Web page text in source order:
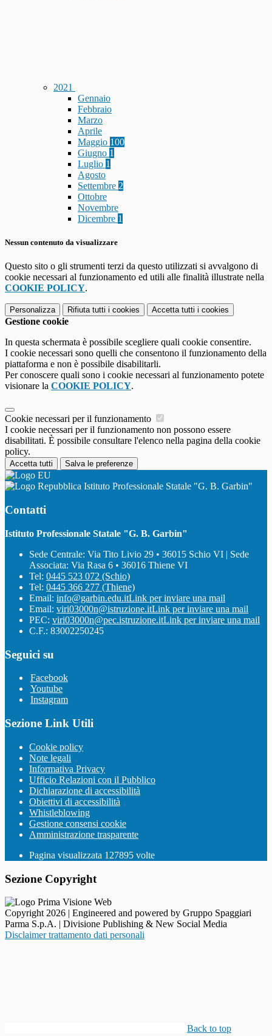
2021
Gennaio
Febbraio
Marzo
Aprile
Maggio 100
Giugno 1
Luglio 1
Agosto
Settembre 2
Ottobre
Novembre
Dicembre 1
Nessun contenuto da visualizzare
Questo sito o gli strumenti terzi da questo utilizzati si avvalgono di
cookie necessari al funzionamento ed utili alle finalità illustrate nella
COOKIE POLICY.
Personalizza Rifiuta tutti i cookies Accetta tutti i cookies
Gestione cookie
In questa schermata è possibile scegliere quali cookie consentire.
I cookie necessari sono quelli che consentono il funzionamento della
piattaforma e non è possibile disabilitarli.
Per conoscere quali sono i cookie necessari al funzionamento potete
visionare la COOKIE POLICY.
Cookie necessari per il funzionamento
I cookie necessari per il funzionamento non possono essere
disabilitati. È possibile consultare l'elenco nella pagina della cookie
policy.
Accetta tutti Salva le preferenze
Istituto Professionale Statale "G. B. Garbin"
Contatti
Istituto Professionale Statale "G. B. Garbin"
Sede Centrale: Via Tito Livio 29 • 36015 Schio VI | Sede
Associata: Via Rasa 6 • 36016 Thiene VI
Tel: 0445 523 072 (Schio)
Tel: 0445 366 277 (Thiene)
Email: info@garbin.edu.itLink per inviare una mail
Email: viri03000n@istruzione.itLink per inviare una mail
PEC: viri03000n@pec.istruzione.itLink per inviare una mail
C.F.: 83002250245
Seguici su
Facebook
Youtube
Instagram
Sezione Link Utili
Cookie policy
Note legali
Informativa Privacy
Ufficio Relazioni con il Pubblico
Dichiarazione di accessibilità
Obiettivi di accessibilità
Whistleblowing
Gestione consensi cookie
Amministrazione trasparente
Pagina visualizzata 127895 volte
Sezione Copyright
Copyright 2026 | Engineered and powered by Gruppo Spaggiari
Parma S.p.A. | Divisione Publishing & New Social Media
Disclaimer trattamento dati personali
Back to top